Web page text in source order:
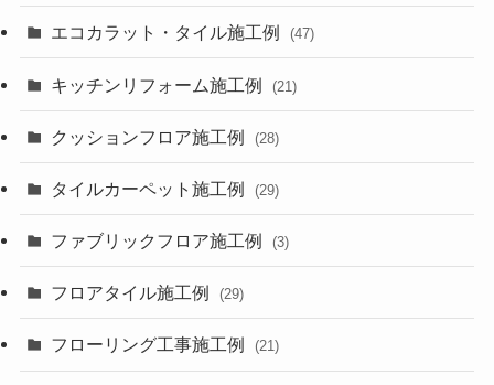
エコカラット・タイル施工例 (47)
キッチンリフォーム施工例 (21)
クッションフロア施工例 (28)
タイルカーペット施工例 (29)
ファブリックフロア施工例 (3)
フロアタイル施工例 (29)
フローリング工事施工例 (21)